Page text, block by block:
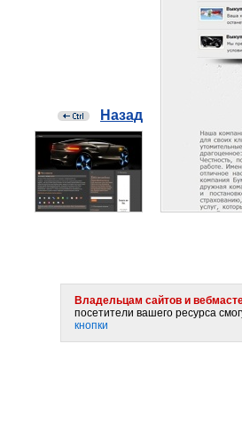
Назад
Владельцам сайтов и
посетители вашего ресурса
кнопки